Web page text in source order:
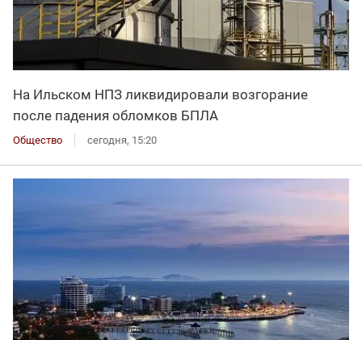
На Ильском НПЗ ликвидировали возгорание
после падения обломков БПЛА
Общество сегодня, 15:20